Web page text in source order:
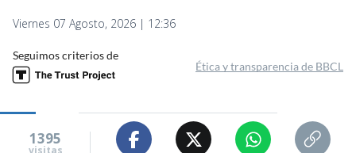
Viernes 07 Agosto, 2026 | 12:36
Seguimos criterios de
Ética y transparencia de BBCL
1395
visitas